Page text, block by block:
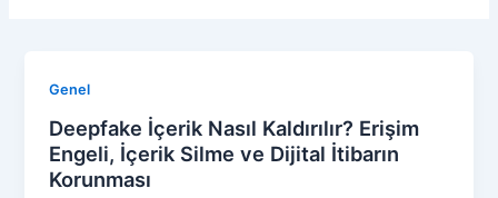
Genel
Deepfake İçerik Nasıl Kaldırılır? Erişim
Engeli, İçerik Silme ve Dijital İtibarın
Korunması